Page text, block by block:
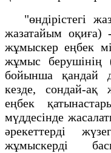
"өндірістегі
жазатайым оқиға)
жұмыскер еңбек
жұмыс берушінің
бойынша қандай
кезде, сондай-ақ
еңбек
мүддесінде
әрекеттерді
жұмыскерді